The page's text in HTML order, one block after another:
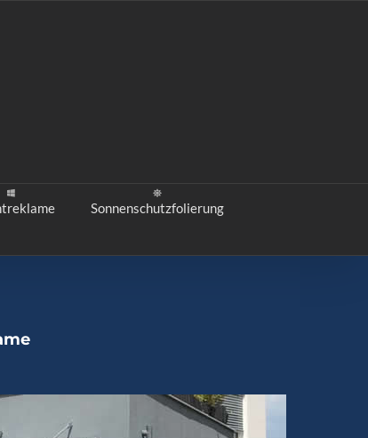
Sonnenschutzfolierung